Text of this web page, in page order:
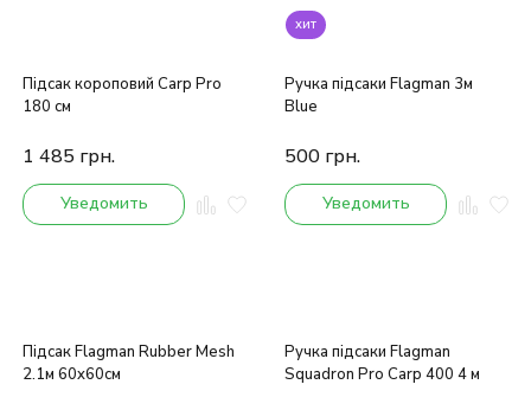
Підсак короповий Carp Pro
180 см
1 485 грн.
Уведомить
хит
Ручка підсаки Flagman 3м
Blue
500 грн.
Уведомить
Підсак Flagman Rubber Mesh
2.1м 60x60см
Ручка підсаки Flagman
Squadron Pro Carp 400 4 м